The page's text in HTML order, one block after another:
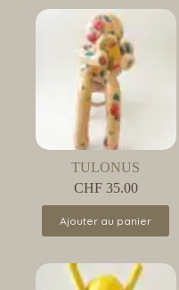
TULONUS
CHF35.00
Ajouter au panier